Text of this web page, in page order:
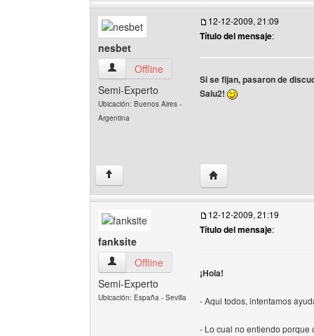
nesbet
nesbet Ver perfil del usuario
Offline
Semi-Experto
Ubicación: Buenos Aires -
Argentina
12-12-2009, 21:09
Título del mensaje:
Si se fijan, pasaron de
Salu2!
↑ Visitar sitio web del
fanksite
fanksite Ver perfil del usuario
Offline
Semi-Experto
Ubicación: España - Sevilla
12-12-2009, 21:19
Título del mensaje:
¡Hola!
- Aqui todos, intentamos
- Lo cual no entiendo porque